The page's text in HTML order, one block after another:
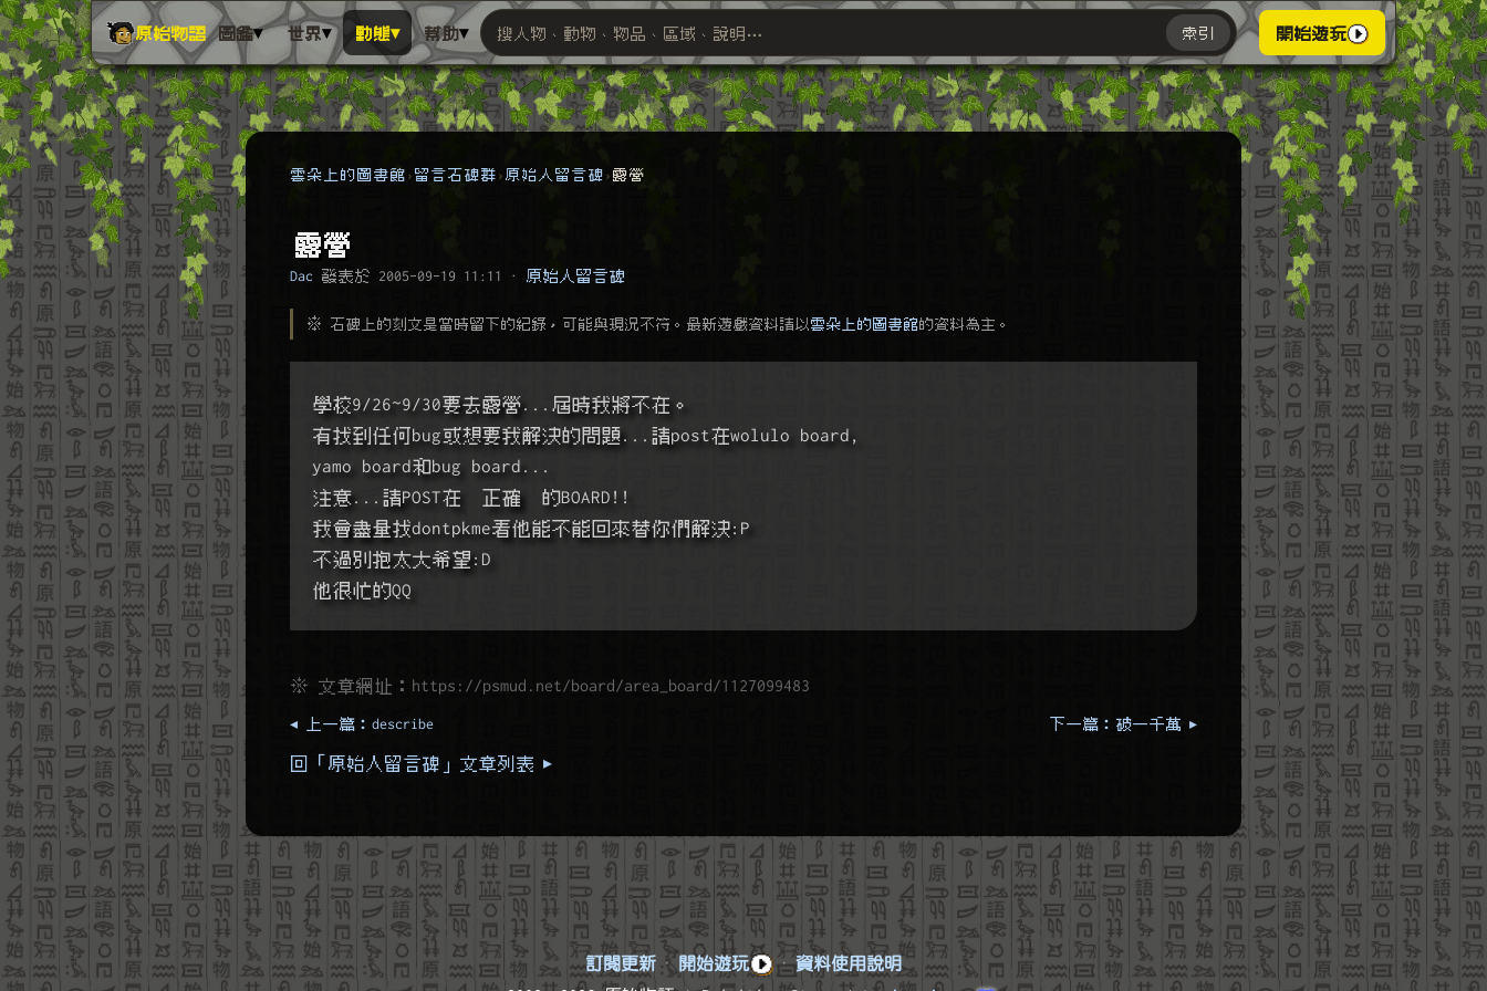
原始物語 圖鑑▾ 世界▾ 動態▾ 幫助▾
搜尋萬物索引
搜人物、動物、物品、區域、說明⋯ 索引 開始遊玩
雲朵上的圖書館 留言石碑群 原始人留言碑 露營
露營
Dac 發表於 2005-09-19 11:11 · 原始人留言碑
※ 石碑上的刻文是當時留下的紀錄，可能與現況不符。最新遊戲資料請以 雲朵上的圖書館的資料為主。
學校9/26~9/30要去露營...屆時我將不在。
有找到任何bug或想要我解決的問題...請post在wolulo board,
yamo board和bug board...
注意...請POST在  正確  的BOARD!!
我會盡量找dontpkme看他能不能回來替你們解決:P
不過別抱太大希望:D
他很忙的QQ
※ 文章網址： https://psmud.net/board/area_board/1127099483
◂ 上一篇：describe 下一篇：破一千萬 ▸
回「原始人留言碑」文章列表 ▸
訂閱更新 · 開始遊玩 · 資料使用說明